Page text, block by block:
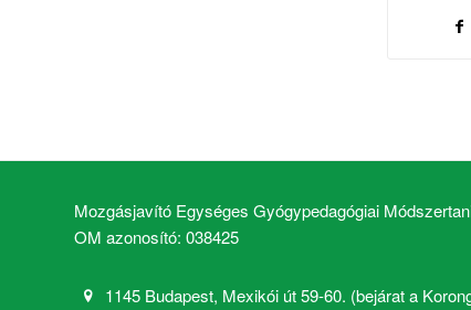
Mozgásjavító Egységes Gyógypedagógiai
OM azonosító: 038425
1145 Budapest, Mexikói út 59-60. (bejárat a